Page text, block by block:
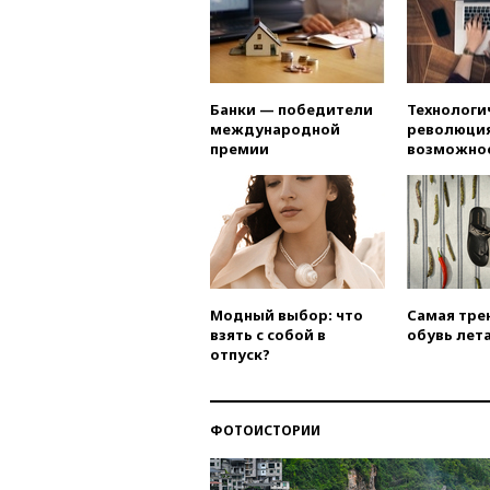
Банки — победители
международной
премии
Модный выбор: что
взять с собой в
отпуск?
Самая
обувь
ФОТОИСТОРИИ